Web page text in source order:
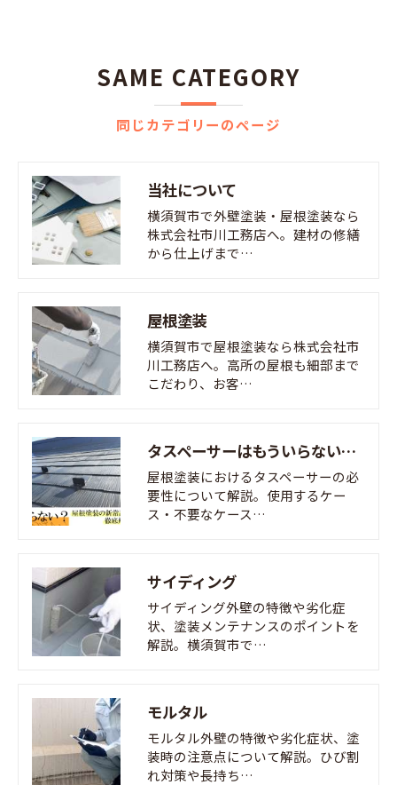
同じカテゴリーのページ
SAME CATEGORY
当社について
横須賀市で外壁塗装・屋根塗装なら
株式会社市川工務店へ。建材の修繕
から仕上げまで…
屋根塗装
横須賀市で屋根塗装なら株式会社市
川工務店へ。高所の屋根も細部まで
こだわり、お客…
タスペーサーはもういらない？ 屋根塗装の新常識を徹底解説
屋根塗装におけるタスペーサーの必
要性について解説。使用するケー
ス・不要なケース…
サイディング
サイディング外壁の特徴や劣化症
状、塗装メンテナンスのポイントを
解説。横須賀市で…
モルタル
モルタル外壁の特徴や劣化症状、塗
装時の注意点について解説。ひび割
れ対策や長持ち…